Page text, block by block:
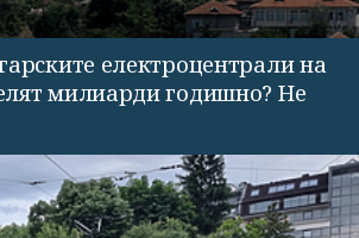
електроцентрали на
милиарди годишно? Не